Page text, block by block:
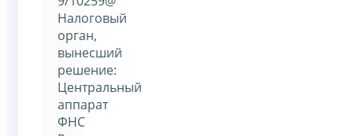
Налоговый
орган,
вынесший
решение:
Центральный
аппарат
ФНС